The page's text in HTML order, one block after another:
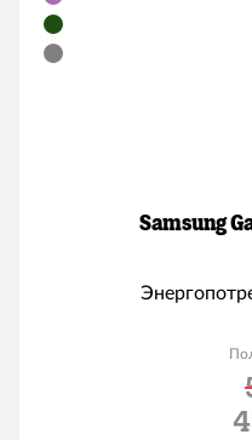
Samsung